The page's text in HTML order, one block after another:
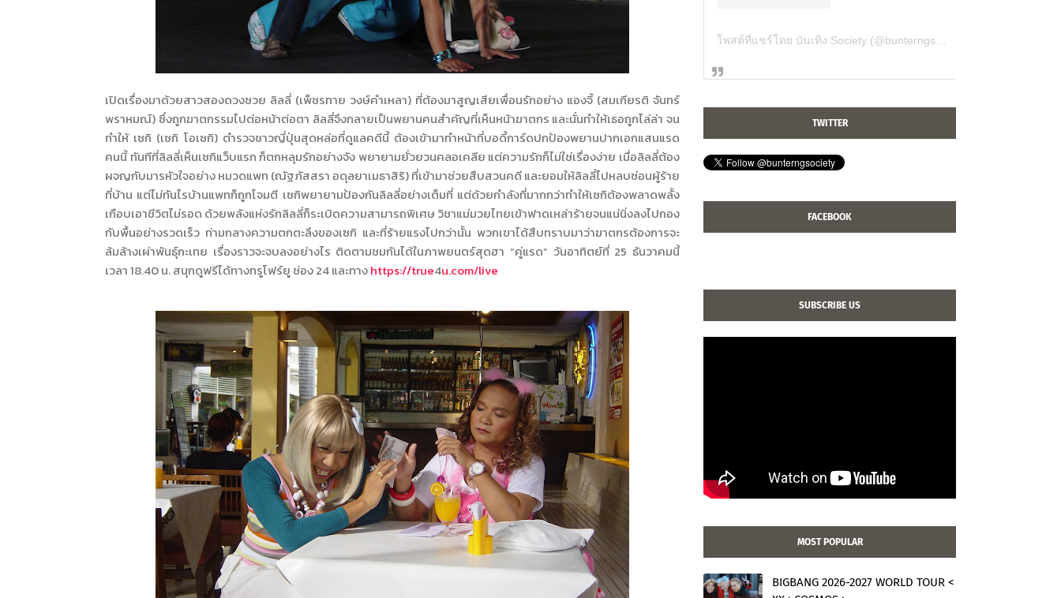
เปิดเรื่องมาด้วยสาวสองดวงซวย ลิลลี่ (เพ็ชรทาย วงษ์คำเหลา) ที่ต้องมาสูญเสียเพื่อนรักอย่าง แองจี้ (สมเกียรติ จันทร์
พราหมณ์) ซึ่งถูกฆาตกรรมไปต่อหน้าต่อตา ลิลลี่จึงกลายเป็นพยานคนสำคัญที่เห็นหน้าฆาตกร และนั่นทำให้เธอถูกไล่ล่า จน
ทำให้ เซกิ (เซกิ โอเซกิ) ตำรวจชาวญี่ปุ่นสุดหล่อที่ดูแลคดีนี้ ต้องเข้ามาทำหน้าที่บอดี้การ์ดปกป้องพยานปากเอกแสนแรด
คนนี้ ทันทีที่ลิลลี่เห็นเซกิแว็บแรก ก็ตกหลุมรักอย่างจัง พยายามยั่วยวนคลอเคลีย แต่ความรักก็ไม่ใช่เรื่องง่าย เมื่อลิลลี่ต้อง
ผจญกับมารหัวใจอย่าง หมวดแพท (ณัฐภัสสรา อดุลยาเมธาสิริ) ที่เข้ามาช่วยสืบสวนคดี และยอมให้ลิลลี่ไปหลบซ่อนผู้ร้าย
ที่บ้าน แต่ไม่ทันไรบ้านแพทก็ถูกโจมตี เซกิพยายามป้องกันลิลลี่อย่างเต็มที่ แต่ด้วยกำลังที่มากกว่าทำให้เซกิต้องพลาดพลั้ง
เกือบเอาชีวิตไม่รอด ด้วยพลังแห่งรักลิลลี่ก็ระเบิดความสามารถพิเศษ วิชาแม่มวยไทยเข้าฟาดเหล่าร้ายจนแน่นิ่งลงไปกอง
กับพื้นอย่างรวดเร็ว ท่ามกลางความตกตะลึงของเซกิ และที่ร้ายแรงไปกว่านั้น พวกเขาได้สืบทราบมาว่าฆาตกรต้องการจะ
ล้มล้างเผ่าพันธุ์กะเทย เรื่องราวจะจบลงอย่างไร ติดตามชมกันได้ในภาพยนตร์สุดฮา “คู่แรด” วันอาทิตย์ที่ 25 ธันวาคมนี้
เวลา 18.40 น. สนุกดูฟรีได้ทางทรูโฟร์ยู ช่อง 24 และทางhttps://true4u.com/live
TWITTER
FACEBOOK
SUBSCRIBE US
MOST POPULAR
BIGBANG 2026-2027 WORLD TOUR <